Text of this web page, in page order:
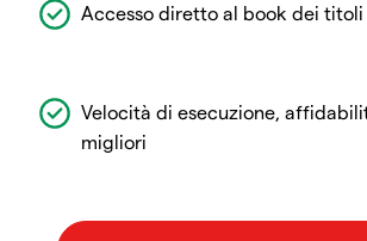
Accesso diretto al book dei titoli
Velocità di esecuzione,
migliori